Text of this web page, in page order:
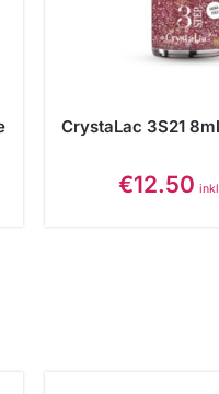
CrystaLac 3S21
€12.50